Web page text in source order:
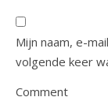
Mijn naam, e-
volgende keer
Comment